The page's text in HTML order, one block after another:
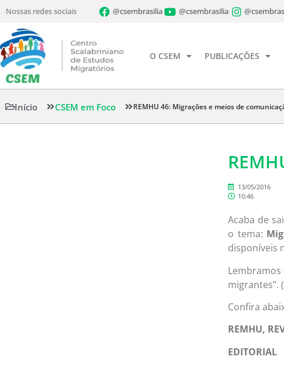
Nossas redes sociais @csembrasilia @csembrasilia
O CSEM PUBLICAÇÕES
Início CSEM em Foco REMHU 46: Migrações e meios de
13/05/2016
10:46
Acaba de
o tema:
disponíveis
migrantes”.
Confira
REMHU,
EDITORIAL